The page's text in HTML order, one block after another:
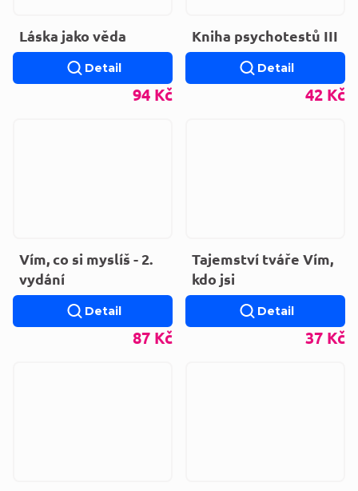
Láska jako věda
94 Kč
Detail
Kniha psychotestů III
42 Kč
Detail
Vím, co si myslíš - 2.
vydání
87 Kč
Detail
Tajemství tváře Vím,
kdo jsi
37 Kč
Detail